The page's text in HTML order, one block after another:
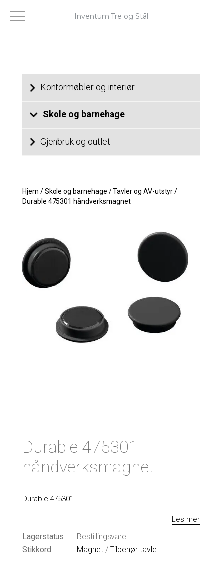
Kontormøbler og interiør
Skole og barnehage
Gjenbruk og outlet
Hjem / Skole og barnehage / Tavler og AV-utstyr /
Durable 475301 håndverksmagnet
Durable 475301
håndverksmagnet
Durable 475301
Les mer
Lagerstatus
Bestillingsvare
Stikkord:
Magnet/ Tilbehør tavle
Inventum Tre og Stål